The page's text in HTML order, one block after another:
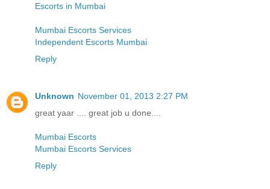
Escorts in Mumbai
Mumbai Escorts Services
Independent Escorts Mumbai
Reply
Unknown November 01, 2013 2:27 PM
great yaar .... great job u done....
Mumbai Escorts
Mumbai Escorts Services
Reply